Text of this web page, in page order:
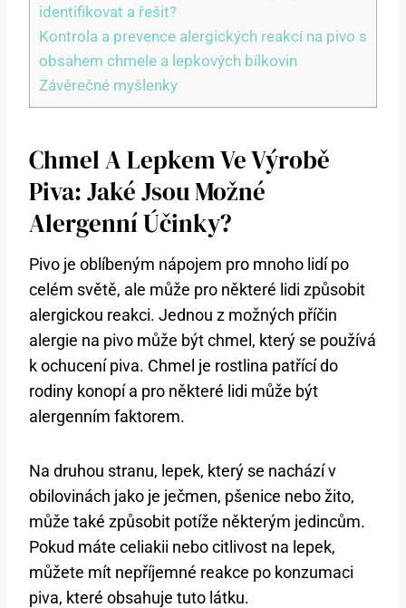
identifikovat a řešit?
Kontrola a prevence alergických reakcí na pivo s
obsahem chmele a lepkových bílkovin
Závěrečné myšlenky
Chmel A Lepkem Ve Výrobě
Piva: Jaké Jsou Možné
Alergenní Účinky?
Pivo je oblíbeným nápojem pro mnoho lidí po
celém světě, ale může pro některé lidi způsobit
alergickou reakci. Jednou z možných příčin
alergie na pivo může být chmel, který se používá
k ochucení piva. Chmel je rostlina patřící do
rodiny konopí a pro některé lidi může být
alergenním faktorem.
Na druhou stranu, lepek, který se nachází v
obilovinách jako je ječmen, pšenice nebo žito,
může také způsobit potíže některým jedincům.
Pokud máte celiakii nebo citlivost na lepek,
můžete mít nepříjemné reakce po konzumaci
piva, které obsahuje tuto látku.